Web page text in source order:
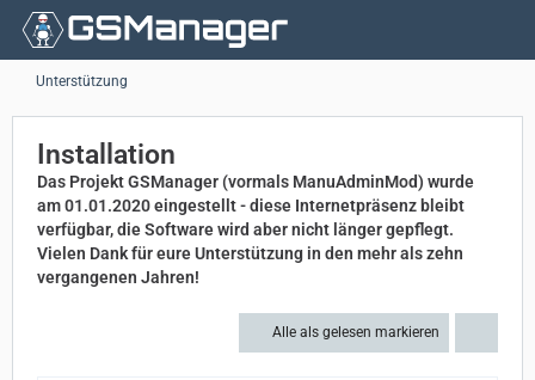
Unterstützung
Installation
Das Projekt GSManager (vormals ManuAdminMod) wurde
am 01.01.2020 eingestellt - diese Internetpräsenz bleibt
verfügbar, die Software wird aber nicht länger gepflegt.
Vielen Dank für eure Unterstützung in den mehr als zehn
vergangenen Jahren!
Alle als gelesen markieren